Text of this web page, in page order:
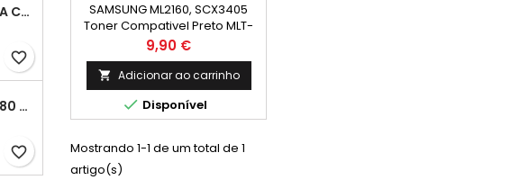
PFI-050 BK TINTA COMPATÍVEL PRETA
favorite_border
KYOCERA TK-5480 PACK TONERS COMPATÍVEIS
favorite_border
SAMSUNG ML2160, SCX3405
Toner Compativel Preto MLT-
D101S Capacidade: 1.500
Paginas
Preço
9,90 €
 Adicionar ao carrinho
 Disponível
Mostrando 1-1 de um total de 1
artigo(s)